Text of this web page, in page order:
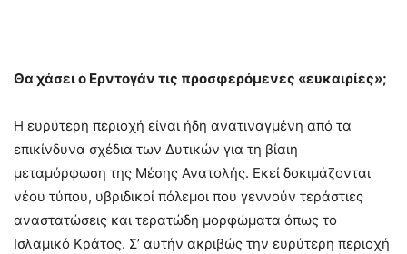
Θα χάσει ο Ερντογάν τις προσφερόμενες «ευκαιρίες»;
Η ευρύτερη περιοχή είναι ήδη ανατιναγμένη από τα
επικίνδυνα σχέδια των Δυτικών για τη βίαιη
μεταμόρφωση της Μέσης Ανατολής. Εκεί δοκιμάζονται
νέου τύπου, υβριδικοί πόλεμοι που γεννούν τεράστιες
αναστατώσεις και τερατώδη μορφώματα όπως το
Ισλαμικό Κράτος. Σ’ αυτήν ακριβώς την ευρύτερη περιοχή